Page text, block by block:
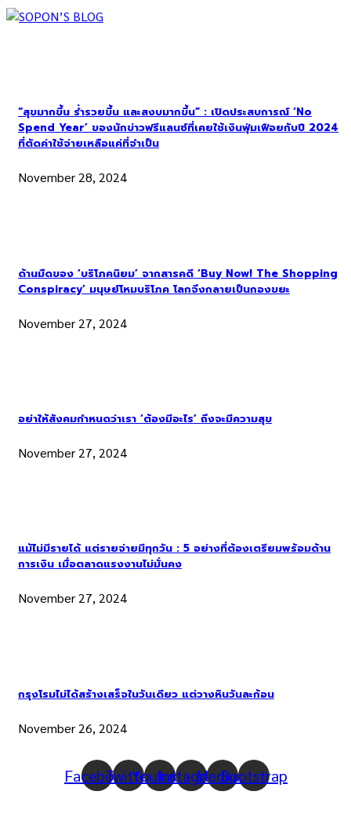
“สุขมากขึ้น ร่ำรวยขึ้น และสงบมากขึ้น” : เปิดประสบการณ์ ‘No
Spend Year’ ของนักข่าวฟรีแลนซ์ที่เคยใช้เงินฟุ่มเฟือยกับปี 2024
ที่ตัดค่าใช้จ่ายเหลือแค่ที่จำเป็น
November 28, 2024
ด้านมืดของ ‘บริโภคนิยม’ จากสารคดี ‘Buy Now! The Shopping
Conspiracy’ มนุษย์โหมบริโภค โลกจึงกลายเป็นกองขยะ
November 27, 2024
อย่าให้สังคมกำหนดว่าเรา ‘ต้องมีอะไร’ ถึงจะมีความสุข
November 27, 2024
แม้ไม่มีรายได้ แต่รายจ่ายมีทุกวัน : 5 อย่างที่ต้องเตรียมพร้อมด้าน
การเงิน เมื่อตลาดแรงงานไม่มั่นคง
November 27, 2024
กรุงโรมไม่ได้สร้างเสร็จในวันเดียว แต่วางหินวันละก้อน
November 26, 2024
FacebookTwitterYoutubeInstagram
Medium
Bootstrap